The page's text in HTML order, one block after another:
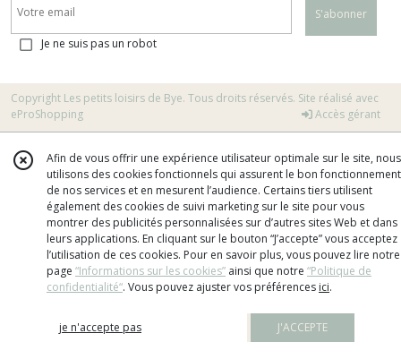
S'abonner
Je ne suis pas un robot
Copyright Les petits loisirs de Bye. Tous droits réservés. Site réalisé avec
eProShopping
Accès gérant
Afin de vous offrir une expérience utilisateur optimale sur le site, nous
utilisons des cookies fonctionnels qui assurent le bon fonctionnement
de nos services et en mesurent l’audience. Certains tiers utilisent
également des cookies de suivi marketing sur le site pour vous
montrer des publicités personnalisées sur d’autres sites Web et dans
leurs applications. En cliquant sur le bouton “J’accepte” vous acceptez
l’utilisation de ces cookies. Pour en savoir plus, vous pouvez lire notre
page “Informations sur les cookies” ainsi que notre “Politique de
confidentialité“. Vous pouvez ajuster vos préférences ici.
je n'accepte pas J'ACCEPTE